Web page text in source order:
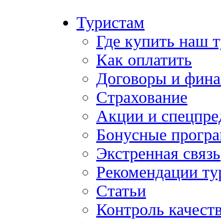
Туристам
Где купить наш
Как оплатить
Договоры и
Страхование
Акции и
Бонусные
Экстренная связь
Рекомендации
Статьи
Контроль